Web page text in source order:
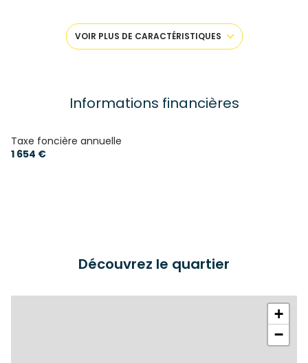
1 salle(s) de bain
construit en 1980
cuisine américaine (équipée)
VOIR PLUS DE CARACTÉRISTIQUES
Informations financières
Taxe foncière annuelle
1 654 €
Découvrez le quartier
+
−